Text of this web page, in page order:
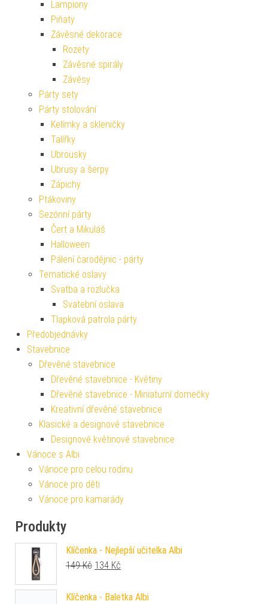
Lampiony
Piňaty
Závěsné dekorace
Rozety
Závěsné spirály
Závěsy
Párty sety
Párty stolování
Kelímky a skleničky
Talířky
Ubrousky
Ubrusy a šerpy
Zápichy
Ptákoviny
Sezónní párty
Čert a Mikuláš
Halloween
Pálení čarodějnic - párty
Tematické oslavy
Svatba a rozlučka
Svatební oslava
Tlapková patrola párty
Předobjednávky
Stavebnice
Dřevěné stavebnice
Dřevěné stavebnice - Květiny
Dřevěné stavebnice - Miniaturní domečky
Kreativní dřevěné stavebnice
Klasické a designové stavebnice
Designové květinové stavebnice
Vánoce s Albi
Vánoce pro celou rodinu
Vánoce pro děti
Vánoce pro kamarády
Produkty
Klíčenka - Nejlepší učitelka Albi
149Kč Původní cena byla: 149 Kč.
134 Kč
Klíčenka - Baletka Albi